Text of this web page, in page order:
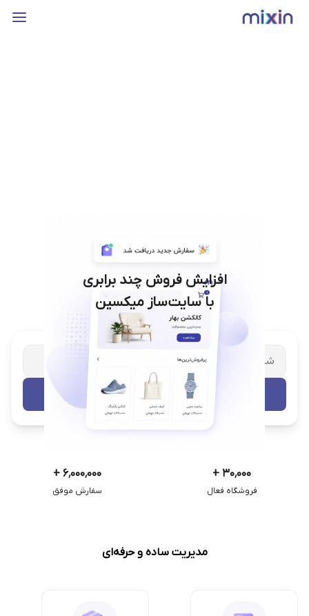
افزایش فروش چند برابری
با سایت‌ساز میکسین
شریک تجاری ترب با پشتیبانی اختصاصی
تست رایگان
۳۰٬۰۰۰ +
فروشگاه فعال
۶٬۰۰۰٬۰۰۰ +
سفارش موفق
مدیریت ساده و حرفه‌ای